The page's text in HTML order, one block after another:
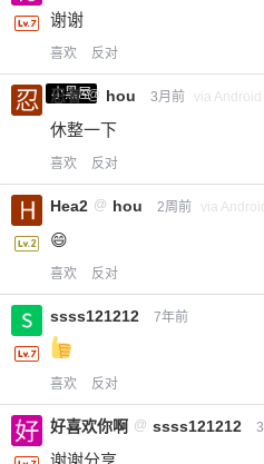
谢谢
喜欢 反对
小黑屋
忍者 @ hou 3月前 via Android
休整一下
喜欢 反对
Hea2 @ hou 2周前 via Android
😄
喜欢 反对
ssss121212 7年前
喜欢 反对
好喜欢你啊 @ ssss121212
谢谢分享